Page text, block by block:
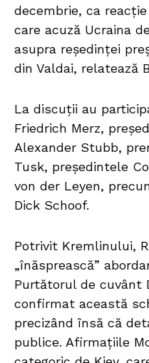
decembrie, ca
care acuză Ucraina
asupra reședinței
din Valdai, relatează
La discuții au
Friedrich Merz,
Alexander Stubb,
Tusk, președintele
von der Leyen,
Dick Schoof.
Potrivit Kremlinului,
„înăsprească”
Purtătorul de cuvânt
confirmat această
precizând însă că
publice. Afirmațiile